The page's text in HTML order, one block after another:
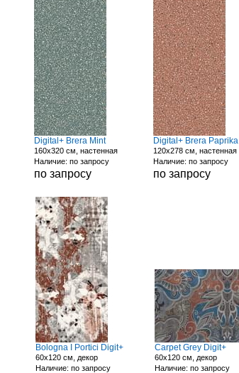
Digital+ Brera Mint
160x320 см, настенная
Наличие: по запросу
по запросу
Digital+ Brera Paprika
120x278 см, настенная
Наличие: по запросу
по запросу
Bologna I Portici Digit+
60x120 см, декор
Наличие: по запросу
Carpet Grey Digit+
60x120 см, декор
Наличие: по запросу